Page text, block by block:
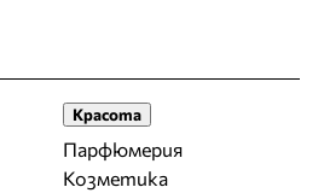
Красота
Парфюмерия
Козметика